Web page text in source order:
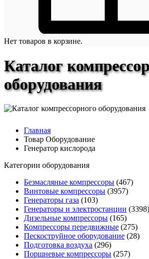
Нет товаров в корзине.
Каталог
оборудования
Главная
Товар Оборудование
Генератор кислорода
Категории оборудования
Безмасляные компрессоры (467)
Винтовые компрессоры (3957)
Генераторы газа (103)
Генераторы и электростанции (3398)
Дизельные компрессоры (165)
Компрессоры передвижные (275)
Пескоструйное оборудование (28)
Подготовка воздуха (296)
Поршневые компрессоры (257)